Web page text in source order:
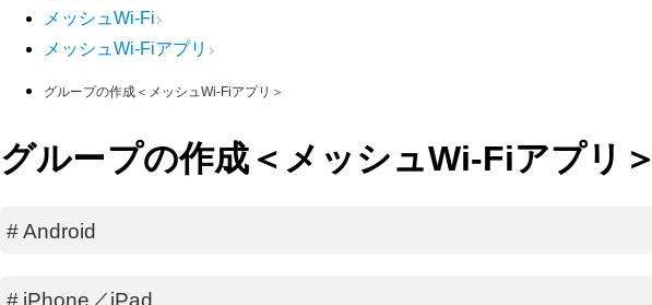
メッシュWi-Fi
メッシュWi-Fiアプリ
グループの作成＜メッシュWi-Fiアプリ＞
グループの作成＜メッシュWi-Fiアプリ＞
#Android
#iPhone／iPad